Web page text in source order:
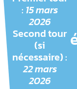
: 15 mars
2026
Second tour
(si
nécessaire) :
22 mars
2026